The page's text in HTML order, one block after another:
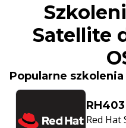
Satellite
Popularne szkolenia
RH403
Red